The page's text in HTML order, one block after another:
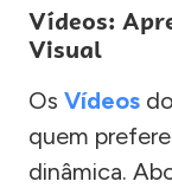
Vídeos:
Visual
Os Vídeos
quem
dinâmica.